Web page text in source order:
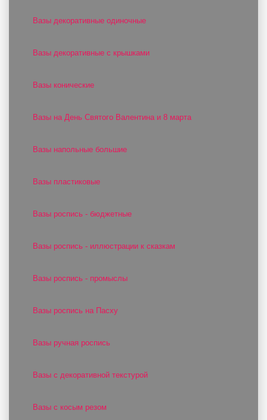
Вазы декоративные одиночные
Вазы декоративные с крышками
Вазы конические
Вазы на День Святого Валентина и 8 марта
Вазы напольные большие
Вазы пластиковые
Вазы роспись - бюджетные
Вазы роспись - иллюстрации к сказкам
Вазы роспись - промыслы
Вазы роспись на Пасху
Вазы ручная роспись
Вазы с декоративной текстурой
Вазы с косым резом